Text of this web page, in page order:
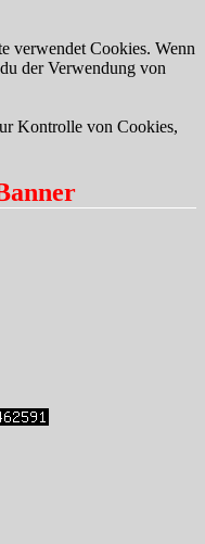
verwendet Cookies. Wenn
der Verwendung von
Kontrolle von Cookies,